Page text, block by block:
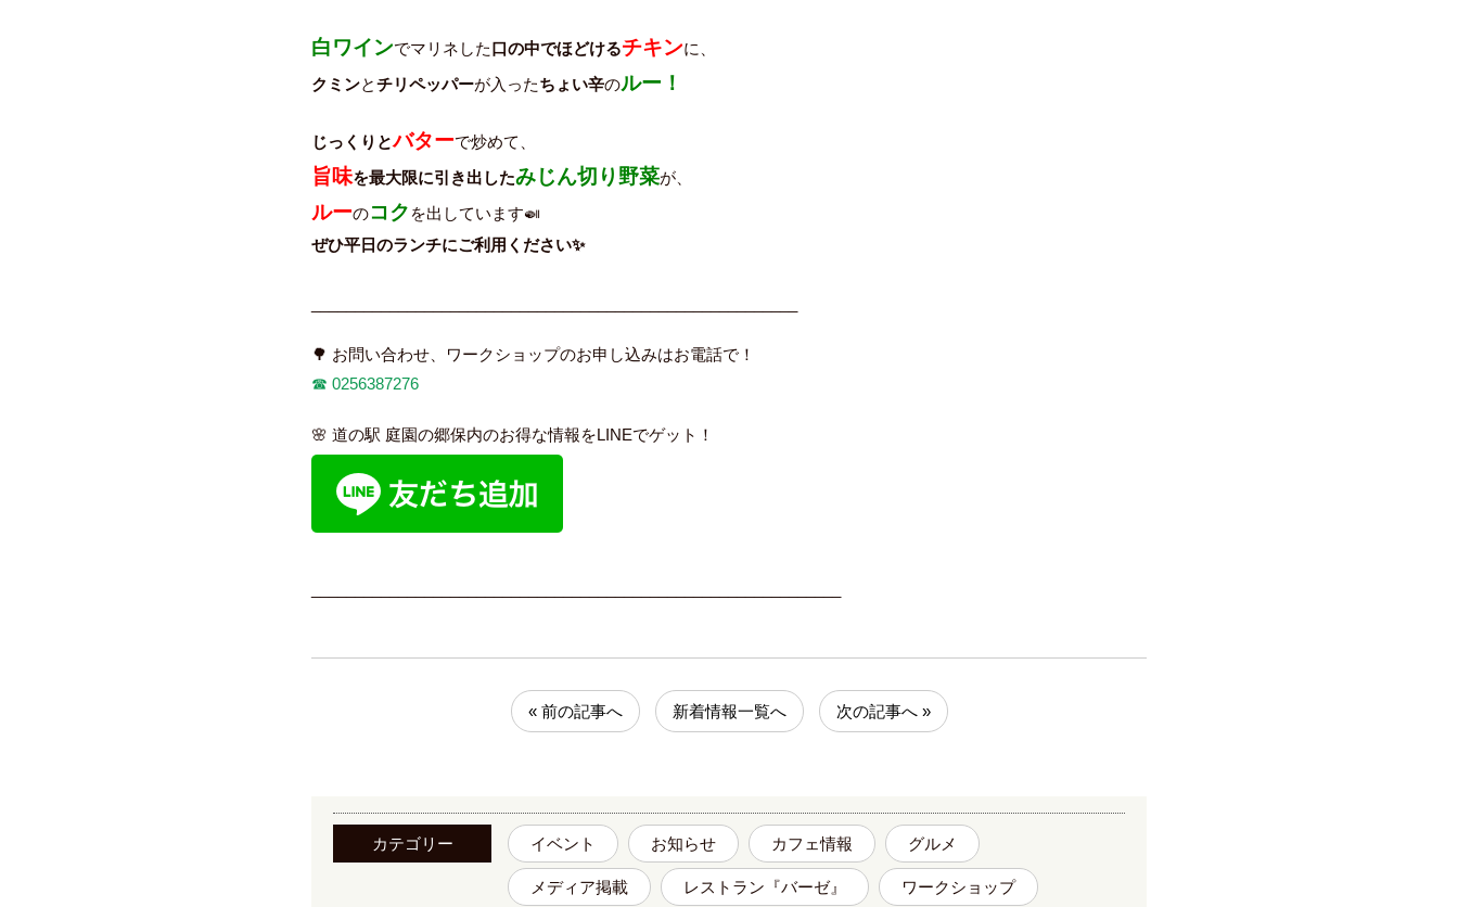
白ワインでマリネした口の中でほどけるチキンに、
クミンとチリペッパーが入ったちょい辛のルー！
じっくりとバターで炒めて、
旨味を最大限に引き出したみじん切り野菜が、
ルーのコク を出しています🍛
ぜひ平日のランチにご利用ください✨
🌳 お問い合わせ、ワークショップのお申し込みはお電話で！
☎︎ 0256387276
🌸 道の駅 庭園の郷保内のお得な情報をLINEでゲット！
« 前の記事へ 新着情報一覧へ 次の記事へ »
カテゴリー イベント お知らせ カフェ情報 グルメ
メディア掲載 レストラン『バーゼ』 ワークショップ